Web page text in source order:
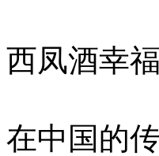
西凤酒幸
在中国的